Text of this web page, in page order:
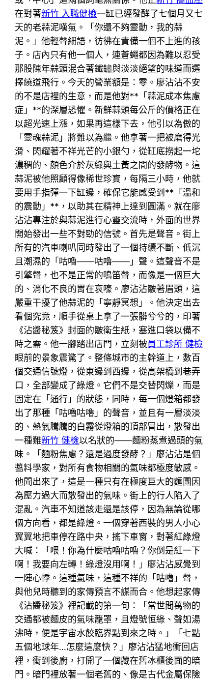
在對著新竹 入職健檢一缸已經發酵了七個月又七
天的老蒜泥嘆氣。「你還不夠靈動，我的蒜
泥。」他輕聲細語，彷彿在責備一個不上進的孩
子。店內只有他一個人，連蒼蠅都因為難以忍受
那股陳年蒜頭混合著鐵鏽與淡淡絕望的味道而選
擇繞道飛行。今天的營業額是：零。廖沾沾不安
的不是店裡的生意，而是他對**「蒜泥成本焦慮
症」**的深層恐懼。新鮮蒜頭每公斤的價格正在
以超光速上漲，如果再這樣下去，他引以為傲的
「靈魂蒜泥」將難以為繼。他拿著一把被磨得光
滑、閃耀著不祥光芒的小銀勺，從缸底撈起一坨
濃稠的、顏色介於灰綠與土黃之間的發酵物。這
蒜泥被他照顧得像稀世珍寶，每隔三小時，他就
要用手指彈一下缸邊，確保它能感受到**「溫和
的震動」**，以助其在精神上達到圓滿。就在廖
沾沾專注於與蒜泥進行心靈交流時，外面的世界
開始發出一些不對勁的信號。首先是聲音。街上
所有的汽車喇叭同時發出了一個持續不斷、低沉
且潮濕的「咕嚕——咕嚕——」聲。這聲音不是
引擎聲，也不是正常的鳴笛聲，而像是一個巨大
的、消化不良的胃在哀嚎。廖沾沾皺著眉頭，這
嚴重干擾了他蒜泥的「寧靜冥想」。他決定出去
看個究竟，順手從桌上拿了一張髒兮兮的，印著
《沾醬秘笈》封面的皺衛生紙，塞進口袋以備不
時之需。他一腳踏出店門，立刻被員工診所 健檢
眼前的景象震驚了。整條城市的主幹道上，數百
個交通信號燈，從東邊到西邊，從高架橋到巷弄
口，全部變成了綠燈。它們不是交替閃爍，而是
固定在「通行」的狀態，同時，每一個燈箱都發
出了那種「咕嚕咕嚕」的聲音，並且有一層淡淡
的、熱氣騰騰的白霧從燈箱的頂部冒出，散發出
一種難新竹 健檢以名狀的——麵粉蒸煮過頭的氣
味。「麵粉焦慮？還是過度發酵？」廖沾沾是個
醬料學家，對所有食物相關的氣味都極度敏感。
他聞出來了，這是一種只有在極度巨大的麵團因
為壓力過大而散發出的氣味。街上的行人陷入了
混亂。汽車不知道該走還是該停，因為無論從哪
個方向看，都是綠燈。一個穿著西裝的男人小心
翼翼地把車停在路中央，搖下車窗，對著紅綠燈
大喊：「喂！你為什麼咕嚕咕嚕？你倒是紅一下
啊！我要向左轉！綠燈沒用啊！」廖沾沾感覺到
一陣心悸。這種氣味，這種不祥的「咕嚕」聲，
與他兒時聽到的家傳預言不謀而合。他想起家傳
《沾醬秘笈》裡記載的第一句：「當世間萬物的
交通都被麵皮的氣味籠罩，且燈號恒綠、聲如湯
沸時，便是宇宙水餃臨界點到來之時。」「七點
五個地球年…怎麼這麼快？」廖沾沾猛地衝回店
裡，衝到後廚，打開了一個藏在舊冰櫃後面的暗
門。暗門裡放著一個老舊的、像是古代金屬保險